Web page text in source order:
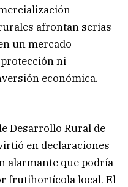
afrontan serias
un mercado
ni
económica.
Desarrollo Rural de
en declaraciones
alarmante que podría
frutihortícola local. El